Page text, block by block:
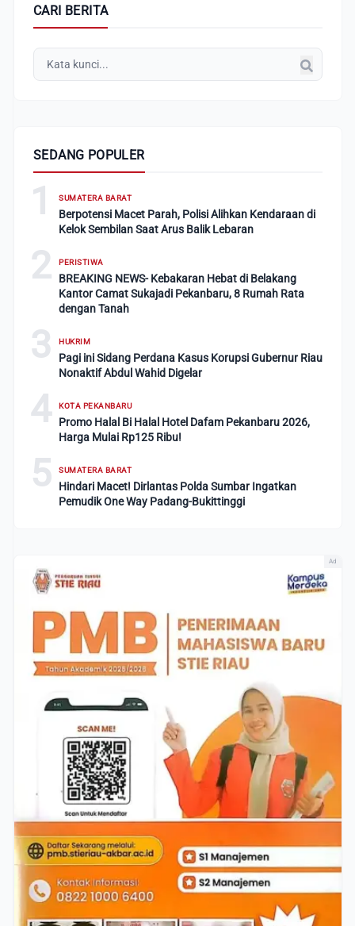
CARI BERITA
SEDANG POPULER
1 SUMATERA BARAT
Berpotensi Macet Parah, Polisi Alihkan Kendaraan di
Kelok Sembilan Saat Arus Balik Lebaran
2 PERISTIWA
BREAKING NEWS- Kebakaran Hebat di Belakang
Kantor Camat Sukajadi Pekanbaru, 8 Rumah Rata
dengan Tanah
3 HUKRIM
Pagi ini Sidang Perdana Kasus Korupsi Gubernur Riau
Nonaktif Abdul Wahid Digelar
4 KOTA PEKANBARU
Promo Halal Bi Halal Hotel Dafam Pekanbaru 2026,
Harga Mulai Rp125 Ribu!
5 SUMATERA BARAT
Hindari Macet! Dirlantas Polda Sumbar Ingatkan
Pemudik One Way Padang-Bukittinggi
Ad